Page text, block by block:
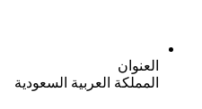
العنوان
المملكة العربية السعودية